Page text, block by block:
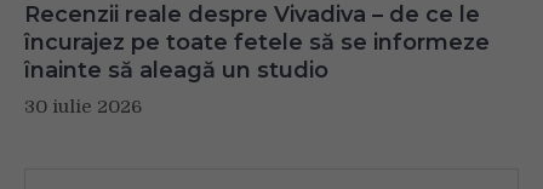
Recenzii reale despre Vivadiva – de ce le
încurajez pe toate fetele să se informeze
înainte să aleagă un studio
30 iulie 2026